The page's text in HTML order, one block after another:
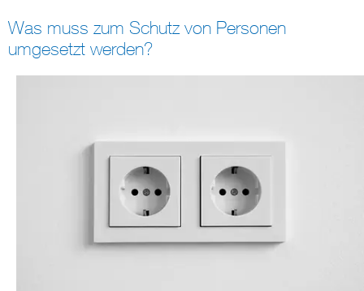
Was muss zum Schutz von Personen
umgesetzt werden?